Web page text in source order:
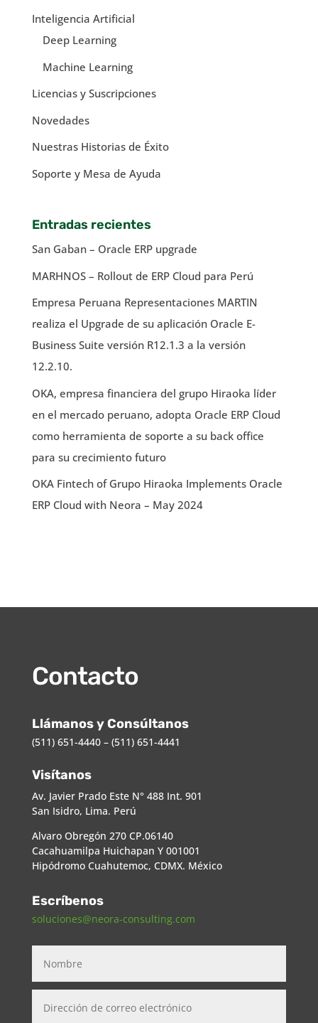
Inteligencia Artificial
Deep Learning
Machine Learning
Licencias y Suscripciones
Novedades
Nuestras Historias de Éxito
Soporte y Mesa de Ayuda
Entradas recientes
San Gaban – Oracle ERP upgrade
MARHNOS – Rollout de ERP Cloud para Perú
Empresa Peruana Representaciones MARTIN
realiza el Upgrade de su aplicación Oracle E-
Business Suite versión R12.1.3 a la versión
12.2.10.
OKA, empresa financiera del grupo Hiraoka líder
en el mercado peruano, adopta Oracle ERP Cloud
como herramienta de soporte a su back office
para su crecimiento futuro
OKA Fintech of Grupo Hiraoka Implements Oracle
ERP Cloud with Neora – May 2024
Contacto
Llámanos y Consúltanos
(511) 651-4440 – (511) 651-4441
Visítanos
Av. Javier Prado Este N° 488 Int. 901
San Isidro, Lima. Perú
Alvaro Obregón 270 CP.06140
Cacahuamilpa Huichapan Y 001001
Hipódromo Cuahutemoc, CDMX. México
Escríbenos
soluciones@neora-consulting.com